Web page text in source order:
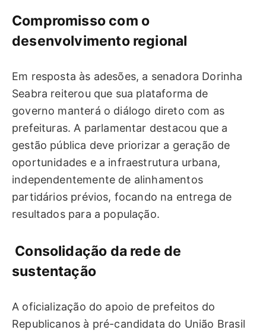
Compromisso com o
desenvolvimento regional
Em resposta às adesões, a senadora Dorinha
Seabra reiterou que sua plataforma de
governo manterá o diálogo direto com as
prefeituras. A parlamentar destacou que a
gestão pública deve priorizar a geração de
oportunidades e a infraestrutura urbana,
independentemente de alinhamentos
partidários prévios, focando na entrega de
resultados para a população.
Consolidação da rede de
sustentação
A oficialização do apoio de prefeitos do
Republicanos à pré-candidata do União Brasil